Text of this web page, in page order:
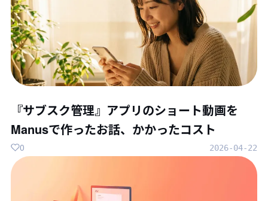
『サブスク管理』アプリのショート動画を
Manusで作ったお話、かかったコスト
2026-04-22
0